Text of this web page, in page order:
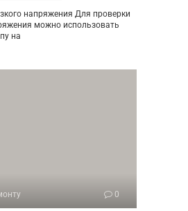
напряжения Для проверки
можно использовать
на
0